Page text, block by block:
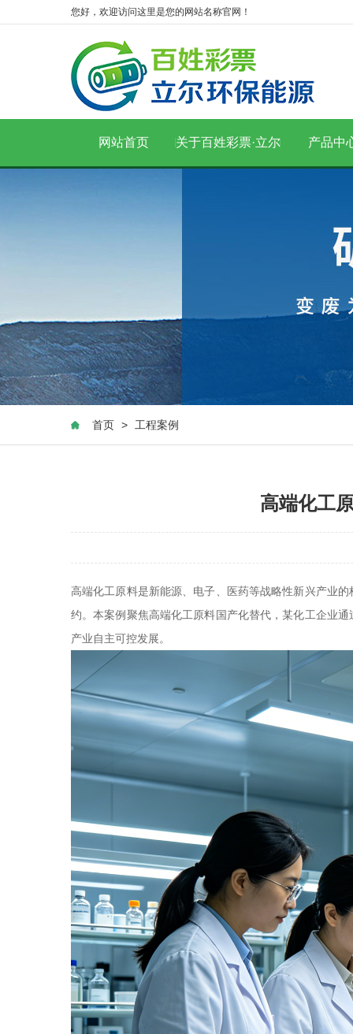
您好，欢迎访问这里是您的网站名称官网！
网站首页 关于百姓彩票·立尔 产品中
首页 > 工程案例
高端化工
高端化工原料是新能源、电子、医药等战略性新兴产业
约。本案例聚焦高端化工原料国产化替代，某化工企业
产业自主可控发展。